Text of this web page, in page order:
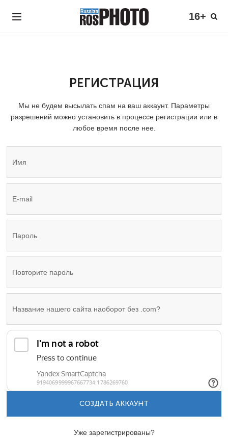
16+
РЕГИСТРАЦИЯ
Мы не будем высылать спам на ваш аккаунт. Параметры
разрешений можно установить в процессе регистрации или в
любое время после нее.
СОЗДАТЬ АККАУНТ
Уже зарегистрированы?